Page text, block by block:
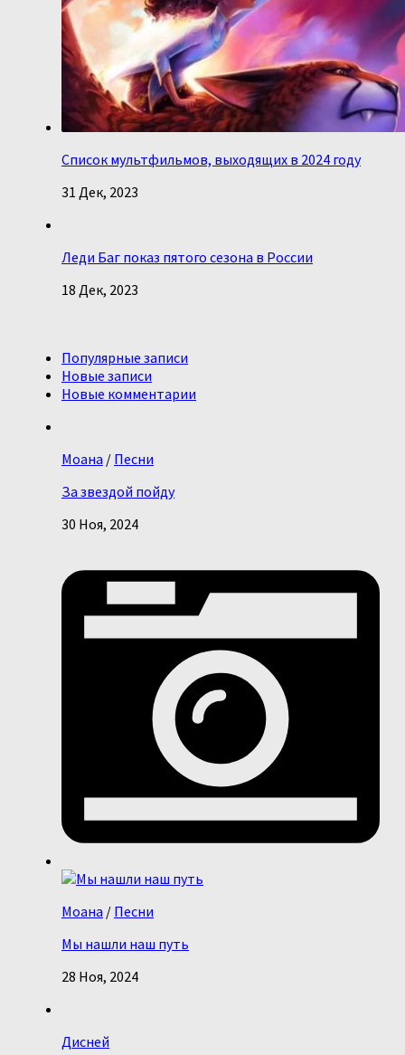
Список мультфильмов, выходящих в 2024 году
31 Дек, 2023
Леди Баг показ пятого сезона в России
18 Дек, 2023
Популярные записи
Новые записи
Новые комментарии
Моана / Песни
За звездой пойду
30 Ноя, 2024
Моана / Песни
Мы нашли наш путь
28 Ноя, 2024
Дисней